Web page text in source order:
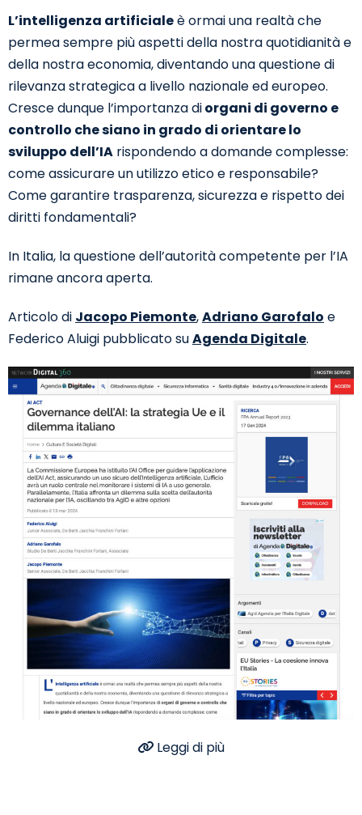
L’intelligenza artificialeè ormai una realtà che
permea sempre più aspetti della nostra quotidianità e
della nostra economia, diventando una questione di
rilevanza strategica a livello nazionale ed europeo.
Cresce dunque l’importanza diorgani di governo e
controllo che siano in grado di orientare lo
sviluppo dell’IA rispondendo a domande complesse:
come assicurare un utilizzo etico e responsabile?
Come garantire trasparenza, sicurezza e rispetto dei
diritti fondamentali?
In Italia, la questione dell’autorità competente per l’IA
rimane ancora aperta.
Articolo di Jacopo Piemonte,Adriano Garofalo e
Federico Aluigi pubblicato suAgenda Digitale.
Leggi di più